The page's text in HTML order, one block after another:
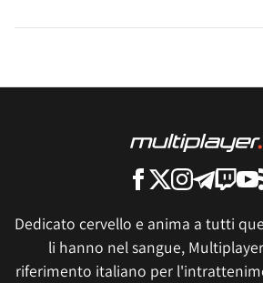
Dedicato cervello e anima a tutti
li hanno nel sangue,
riferimento italiano per